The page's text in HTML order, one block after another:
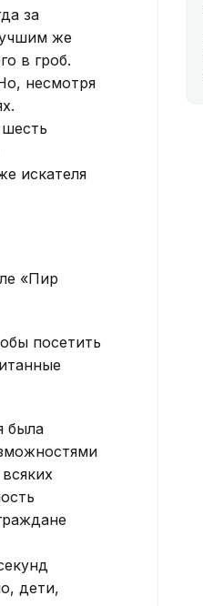
за
же
в гроб.
несмотря
искателя
«Пир
посетить
была
дети,